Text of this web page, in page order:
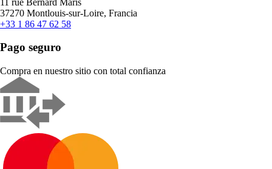
37270 Montlouis-sur-Loire, Francia
+33 1 86 47 62 58
Pago seguro
Compra en nuestro sitio con total confianza